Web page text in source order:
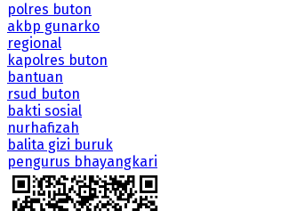
polres buton
akbp gunarko
regional
kapolres buton
bantuan
rsud buton
bakti sosial
nurhafizah
balita gizi buruk
pengurus bhayangkari